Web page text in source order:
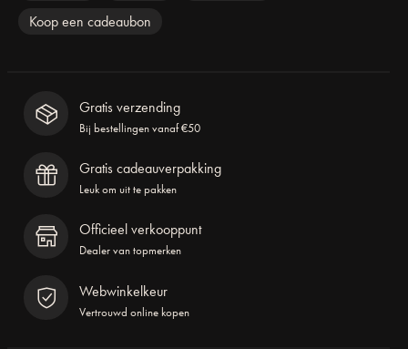
Koop een cadeaubon
Gratis verzending
Bij bestellingen vanaf €50
Gratis cadeauverpakking
Leuk om uit te pakken
Officieel verkooppunt
Dealer van topmerken
Webwinkelkeur
Vertrouwd online kopen